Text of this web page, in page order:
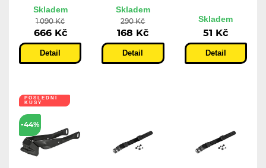
Skladem
1 090 Kč
666 Kč
Detail
Skladem
290 Kč
168 Kč
Detail
Skladem
51 Kč
Detail
POSLEDNÍ
KUSY
-44%